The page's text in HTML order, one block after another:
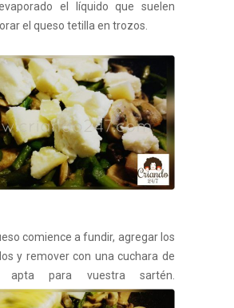
el líquido que suelen
el queso tetilla en trozos.
comience a fundir, agregar los
y remover con una cuchara de
para vuestra sartén.